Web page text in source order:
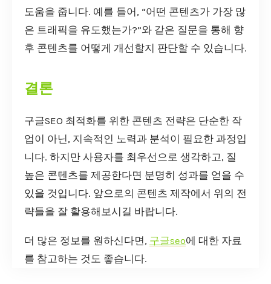
도움을 줍니다. 예를 들어, “어떤 콘텐츠가 가장 많
은 트래픽을 유도했는가?”와 같은 질문을 통해 향
후 콘텐츠를 어떻게 개선할지 판단할 수 있습니다.
결론
구글SEO 최적화를 위한 콘텐츠 전략은 단순한 작
업이 아닌, 지속적인 노력과 분석이 필요한 과정입
니다. 하지만 사용자를 최우선으로 생각하고, 질
높은 콘텐츠를 제공한다면 분명히 성과를 얻을 수
있을 것입니다. 앞으로의 콘텐츠 제작에서 위의 전
략들을 잘 활용해보시길 바랍니다.
더 많은 정보를 원하신다면, 구글seo에 대한 자료
를 참고하는 것도 좋습니다.